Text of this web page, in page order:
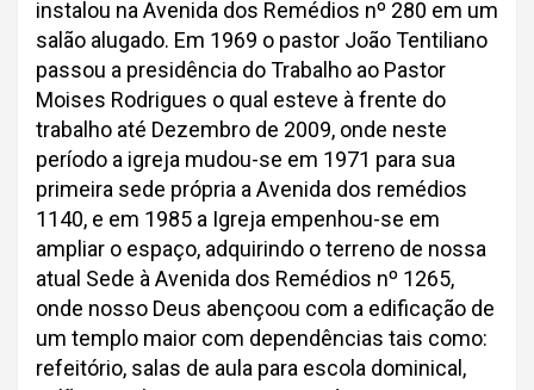
instalou na Avenida dos Remédios nº 280 em um
salão alugado. Em 1969 o pastor João Tentiliano
passou a presidência do Trabalho ao Pastor
Moises Rodrigues o qual esteve à frente do
trabalho até Dezembro de 2009, onde neste
período a igreja mudou-se em 1971 para sua
primeira sede própria a Avenida dos remédios
1140, e em 1985 a Igreja empenhou-se em
ampliar o espaço, adquirindo o terreno de nossa
atual Sede à Avenida dos Remédios nº 1265,
onde nosso Deus abençoou com a edificação de
um templo maior com dependências tais como:
refeitório, salas de aula para escola dominical,